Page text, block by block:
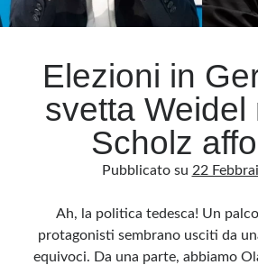
Archivio
Archivi
Categorie
Questo blog non rappresenta una testata giornalistica,
Elezioni in
svetta Weidel
Scholz
Pubblicato su 22
Ah, la politica tedesca! Un
protagonisti sembrano usciti da
equivoci. Da una parte, abbiamo